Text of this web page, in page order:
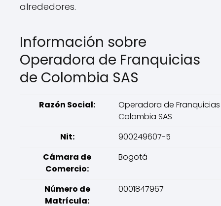
alrededores.
Información sobre
Operadora de Franquicias
de Colombia SAS
Razón Social:
Operadora de
Colombia SAS
Nit:
900249607-5
Cámara de
Comercio:
Bogotá
Número de
Matrícula:
0001847967